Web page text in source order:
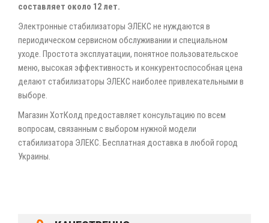
составляет около 12 лет.
Электронные стабилизаторы ЭЛЕКС не нуждаются в
периодическом сервисном обслуживании и специальном
уходе. Простота эксплуатации, понятное пользовательское
меню, высокая эффективность и конкурентоспособная цена
делают стабилизаторы ЭЛЕКС наиболее привлекательными в
выборе.
Магазин ХотКолд предоставляет консультацию по всем
вопросам, связанным с выбором нужной модели
стабилизатора ЭЛЕКС. Бесплатная доставка в любой город
Украины.